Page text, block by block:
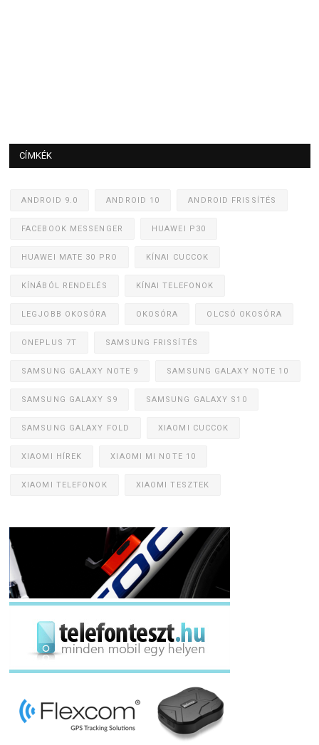
CÍMKÉK
ANDROID 9.0 ANDROID 10 ANDROID FRISSÍTÉS
FACEBOOK MESSENGER HUAWEI P30
HUAWEI MATE 30 PRO KÍNAI CUCCOK
KÍNÁBÓL RENDELÉS KÍNAI TELEFONOK
LEGJOBB OKOSÓRA OKOSÓRA OLCSÓ OKOSÓRA
ONEPLUS 7T SAMSUNG FRISSÍTÉS
SAMSUNG GALAXY NOTE 9 SAMSUNG GALAXY NOTE 10
SAMSUNG GALAXY S9 SAMSUNG GALAXY S10
SAMSUNG GALAXY FOLD XIAOMI CUCCOK
XIAOMI HÍREK XIAOMI MI NOTE 10
XIAOMI TELEFONOK XIAOMI TESZTEK